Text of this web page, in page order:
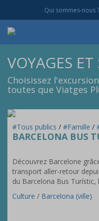
Qui sommes-nous ?
VOYAGES ET
Choisissez
toutes que Viatges
#Tous publics / #Famille /
BARCELONA BUS
Découvrez Barcelone
transport aller-retour
du Barcelona Bus
Culture / Barcelona (ville)